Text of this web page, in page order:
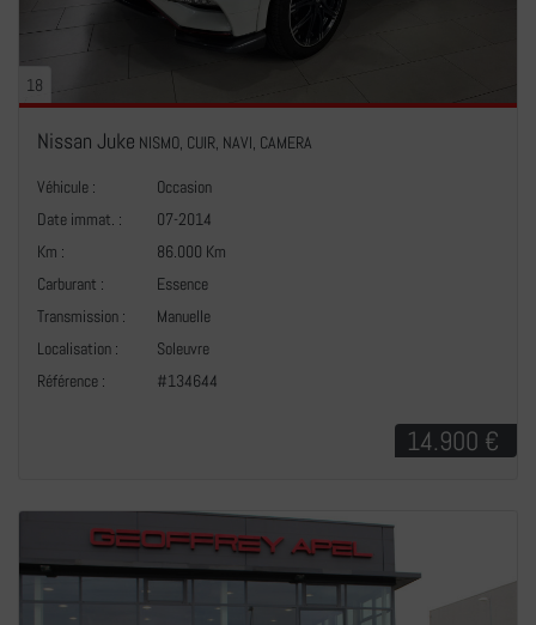
18
Nissan Juke NISMO, CUIR, NAVI, CAMERA
Véhicule :
Occasion
Date immat. :
07-2014
Km :
86.000 Km
Carburant :
Essence
Transmission :
Manuelle
Localisation :
Soleuvre
Référence :
#134644
14.900 €